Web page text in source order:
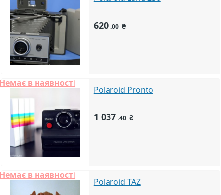
620 .00 ₴
Немає в наявності
Polaroid Pronto
1 037 .40 ₴
Немає в наявності
Polaroid TAZ